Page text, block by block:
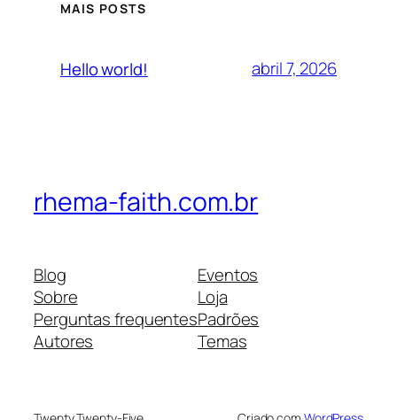
MAIS POSTS
Hello world! abril 7, 2026
rhema-faith.com.br
Blog
Sobre
Perguntas frequentes
Autores
Eventos
Loja
Padrões
Temas